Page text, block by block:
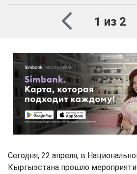
1 из 2
Сегодня, 22 апреля, в
Кыргызстана прошло